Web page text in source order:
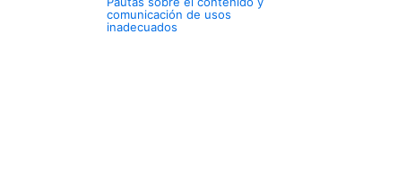
comunicación de usos
inadecuados